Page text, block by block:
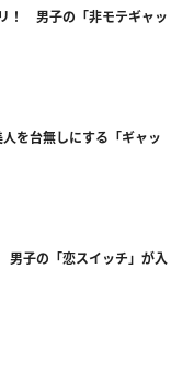
！ 男子の「非モテギャッ
を台無しにする「ギャッ
子の「恋スイッチ」が入